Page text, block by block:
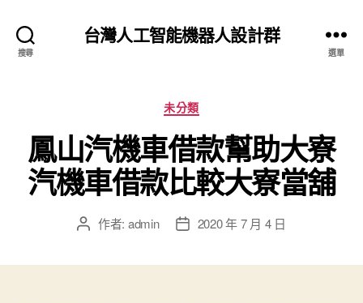
搜尋
台灣人工智能機器人設計群
選單
分
類
未分類
鳳山汽機車借款幫助大寮
汽機車借款比較大寮當舖
文 作者: admin
文 2020 年 7 月 4 日